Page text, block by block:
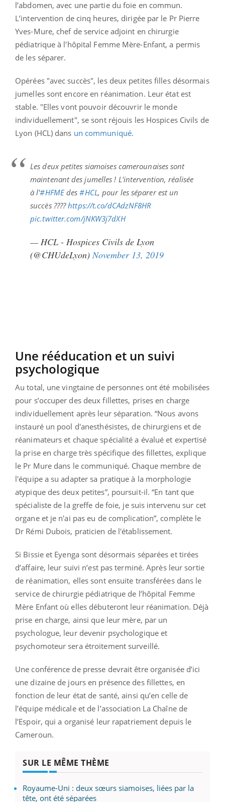
l’abdomen, avec une partie du foie en commun.
L’intervention de cinq heures, dirigée par le Pr Pierre
Yves-Mure, chef de service adjoint en chirurgie
pédiatrique à l'hôpital Femme Mère-Enfant, a permis
de les séparer.
Opérées "avec succès", les deux petites filles désormais
jumelles sont encore en réanimation. Leur état est
stable. "Elles vont pouvoir découvrir le monde
individuellement", se sont réjouis les Hospices Civils de
Lyon (HCL) dans un communiqué.
Les deux petites siamoises camerounaises sont
maintenant des jumelles ! L'intervention, réalisée
à l'#HFMEdes#HCL, pour les séparer est un
succès ????https://t.co/dCAdzNF8HR
pic.twitter.com/jNKW3j7dXH
— HCL - Hospices Civils de Lyon
(@CHUdeLyon) November 13, 2019
Une rééducation et un suivi
psychologique
Au total, une vingtaine de personnes ont été mobilisées
pour s’occuper des deux fillettes, prises en charge
individuellement après leur séparation. “Nous avons
instauré un pool d'anesthésistes, de chirurgiens et de
réanimateurs et chaque spécialité a évalué et expertisé
la prise en charge très spécifique des fillettes, explique
le Pr Mure dans le communiqué. Chaque membre de
l'équipe a su adapter sa pratique à la morphologie
atypique des deux petites”, poursuit-il. “En tant que
spécialiste de la greffe de foie, je suis intervenu sur cet
organe et je n'ai pas eu de complication”, complète le
Dr Rémi Dubois, praticien de l'établissement.
Si Bissie et Eyenga sont désormais séparées et tirées
d’affaire, leur suivi n’est pas terminé. Après leur sortie
de réanimation, elles sont ensuite transférées dans le
service de chirurgie pédiatrique de l’hôpital Femme
Mère Enfant où elles débuteront leur réanimation. Déjà
prise en charge, ainsi que leur mère, par un
psychologue, leur devenir psychologique et
psychomoteur sera étroitement surveillé.
Une conférence de presse devrait être organisée d’ici
une dizaine de jours en présence des fillettes, en
fonction de leur état de santé, ainsi qu’en celle de
l’équipe médicale et de l’association La Chaîne de
l’Espoir, qui a organisé leur rapatriement depuis le
Cameroun.
SUR LE MÊME THÈME
Royaume-Uni : deux sœurs siamoises, liées par la
tête, ont été séparées